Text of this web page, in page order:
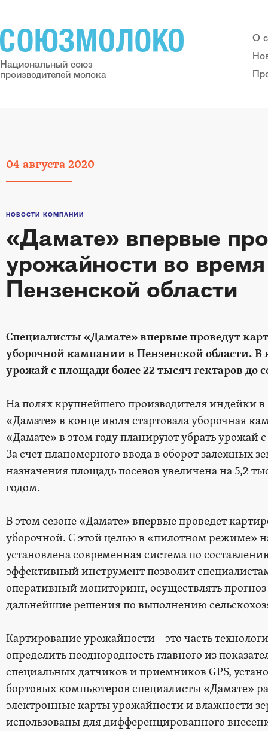
Национальный союз
производителей молока
О
04 августа2020
НОВОСТИ КОМПАНИЙ
«Дамате» впервые
урожайности во
Пензенской области
Специалисты «Дамате» впервые проведут
уборочной кампании в Пензенской области.
урожай с площади более 22 тысяч гектаров до
На полях крупнейшего производителя индейки
«Дамате» в конце июля стартовала уборочная
«Дамате» в этом году планируют убрать урожай
За счет планомерного ввода в оборот залежных
назначения площадь посевов увеличена на 5,2
годом.
В этом сезоне «Дамате» впервые проведет
уборочной. С этой целью в «пилотном режиме»
установлена современная система по
эффективный инструмент позволит
оперативный мониторинг, осуществлять
дальнейшие решения по выполнению
Картирование урожайности – это часть
определить неоднородность главного из
специальных датчиков и приемников GPS,
бортовых компьютеров специалисты «Дамате»
электронные карты урожайности и влажности
использованы для дифференцированного